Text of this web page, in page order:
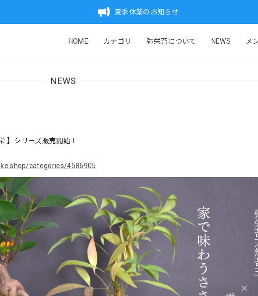
夏季休業のお知らせ
HOME カテゴリ 弥栄苔について NEWS メ
NEWS
】シリーズ販売開始！
categories/4586905